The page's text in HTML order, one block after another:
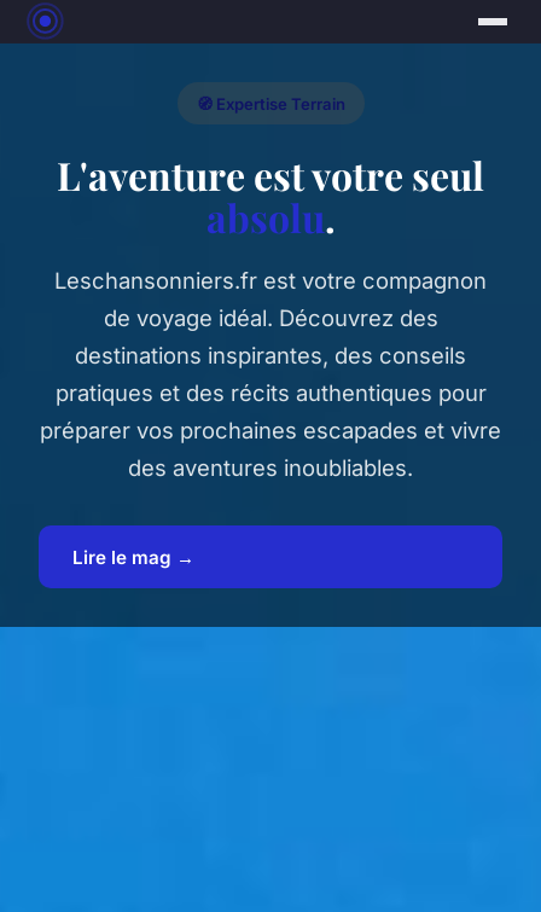
🧭 Expertise Terrain
L'aventure est votre seul
absolu.
Leschansonniers.fr est votre compagnon
de voyage idéal. Découvrez des
destinations inspirantes, des conseils
pratiques et des récits authentiques pour
préparer vos prochaines escapades et vivre
des aventures inoubliables.
Lire le mag →